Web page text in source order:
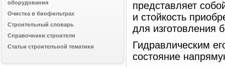
представляет
и стойкость
для изготовления
Гидравлическим
состояние
оборудования
Очистка в биофильтрах
Строительный словарь
Справочники строителя
Статьи строительной тематики